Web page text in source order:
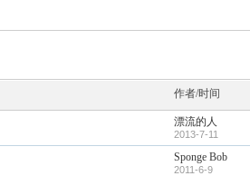
作者/时间
漂流的人
2013-7-11
Sponge Bob
2011-6-9